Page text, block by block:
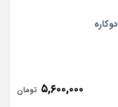
۵,۶۰۰,۰۰۰ تومان